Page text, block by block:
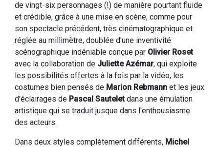
de vingt-six personnages (!) de manière pourtant fluide
et crédible, grâce à une mise en scène, comme pour
son spectacle précédent, très cinématographique et
réglée au millimètre, doublée d'une inventivité
scénographique indéniable conçue par Olivier Roset
avec la collaboration de Juliette Azémar, qui exploite
les possibilités offertes à la fois par la vidéo, les
costumes bien pensés de Marion Rebmann et les jeux
d'éclairages de Pascal Sauteletdans une émulation
artistique qui se traduit jusque dans l'enthousiasme
des acteurs.
Dans deux styles complètement différents, Michel